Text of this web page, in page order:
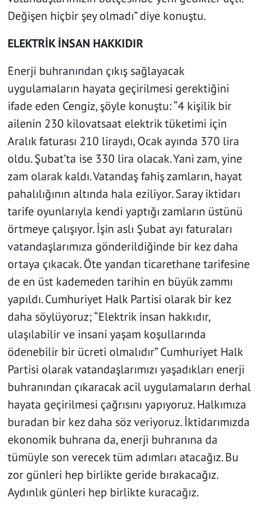
Değişen hiçbir şey olmadı” diye konuştu.
ELEKTRİK İNSAN HAKKIDIR
Enerji buhranından çıkış sağlayacak
uygulamaların hayata geçirilmesi gerektiğini
ifade eden Cengiz, şöyle konuştu: “4 kişilik bir
ailenin 230 kilovatsaat elektrik tüketimi için
Aralık faturası 210 liraydı, Ocak ayında 370 lira
oldu. Şubat’ta ise 330 lira olacak. Yani zam, yine
zam olarak kaldı. Vatandaş fahiş zamların, hayat
pahalılığının altında hala eziliyor. Saray iktidarı
tarife oyunlarıyla kendi yaptığı zamların üstünü
örtmeye çalışıyor. İşin aslı Şubat ayı faturaları
vatandaşlarımıza gönderildiğinde bir kez daha
ortaya çıkacak. Öte yandan ticarethane tarifesine
de en üst kademeden tarihin en büyük zammı
yapıldı. Cumhuriyet Halk Partisi olarak bir kez
daha söylüyoruz; “Elektrik insan hakkıdır,
ulaşılabilir ve insani yaşam koşullarında
ödenebilir bir ücreti olmalıdır” Cumhuriyet Halk
Partisi olarak vatandaşlarımızı yaşadıkları enerji
buhranından çıkaracak acil uygulamaların derhal
hayata geçirilmesi çağrısını yapıyoruz. Halkımıza
buradan bir kez daha söz veriyoruz. İktidarımızda
ekonomik buhrana da, enerji buhranına da
tümüyle son verecek tüm adımları atacağız. Bu
zor günleri hep birlikte geride bırakacağız.
Aydınlık günleri hep birlikte kuracağız.